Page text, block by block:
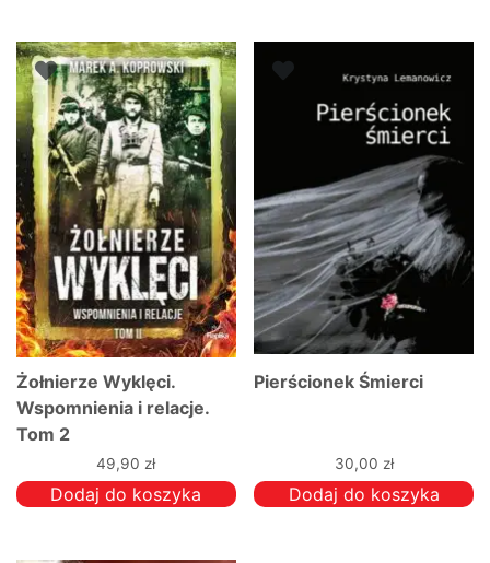
Żołnierze Wyklęci.
Wspomnienia i relacje.
Tom 2
49,90 zł
Dodaj do koszyka
Pierścionek Śmierci
30,00 zł
Dodaj do koszyka